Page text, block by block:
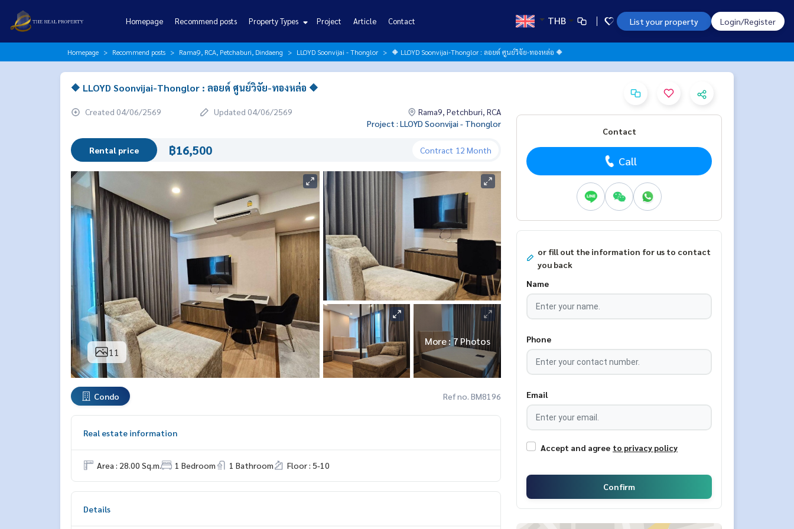
Homepage Recommend posts Property Types Project Article Contact THB List your property Login/Register
Homepage Recommend posts Rama9, RCA, Petchaburi, Dindaeng LLOYD Soonvijai - Thonglor 🔶 LLOYD Soonvijai-Thonglor : ลอยด์ ศูนย์วิจัย-ทองหล่อ 🔶
🔶 LLOYD Soonvijai-Thonglor : ลอยด์ ศูนย์วิจัย-ทองหล่อ 🔶
Created 04/06/2569 Updated 04/06/2569
Rama9, Petchburi, RCA
Project : LLOYD Soonvijai - Thonglor
Rental price ฿16,500 Contract 12 Month
11
More : 7 Photos
Condo Ref no. BM8196
Real estate information
Area : 28.00 Sq.m. 1 Bedroom 1 Bathroom Floor : 5-10
Details
Contact
Call
or fill out the information for us to contact
you back
Name
Phone
Email
Accept and agree to privacy policy
Confirm